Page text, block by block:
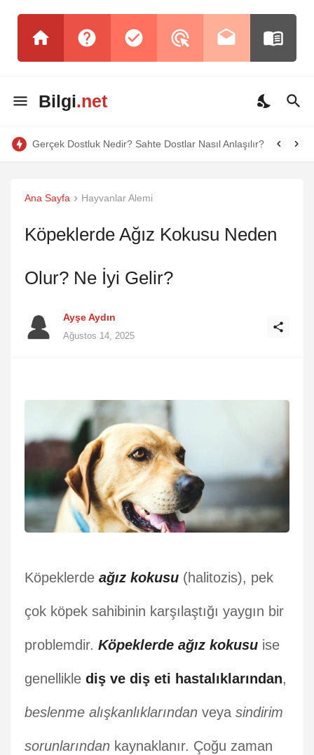
Bilgi.net
Gerçek Dostluk Nedir? Sahte Dostlar Nasıl Anlaşılır?
Ana Sayfa Hayvanlar Alemi
Köpeklerde Ağız Kokusu Neden
Olur? Ne İyi Gelir?
Ayşe Aydın
Ağustos 14, 2025
Köpeklerde ağız kokusu (halitozis), pek
çok köpek sahibinin karşılaştığı yaygın bir
problemdir. Köpeklerde ağız kokusu ise
genellikle diş ve diş eti hastalıklarından,
beslenme alışkanlıklarından veya sindirim
sorunlarından kaynaklanır. Çoğu zaman